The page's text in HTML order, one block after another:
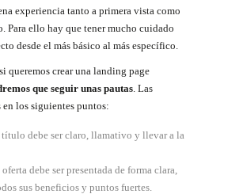
experiencia tanto a primera vista como
Para ello hay que tener mucho cuidado
desde el más básico al más específico.
queremos crear una landing page
que seguir unas pautas . Las
en los siguientes puntos:
debe ser claro, llamativo y llevar a la
debe ser presentada de forma clara,
sus beneficios y puntos fuertes.